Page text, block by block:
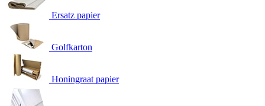
Ersatz papier
Golfkarton
Honingraat papier